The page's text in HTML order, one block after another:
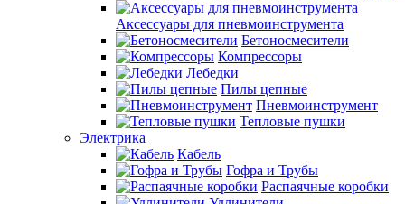
Аксессуары для пневмоинструмента
Бетоносмесители
Компрессоры
Лебедки
Пилы цепные
Пневмоинструмент
Тепловые пушки
Электрика
Кабель
Гофра и Трубы
Распаячные коробки